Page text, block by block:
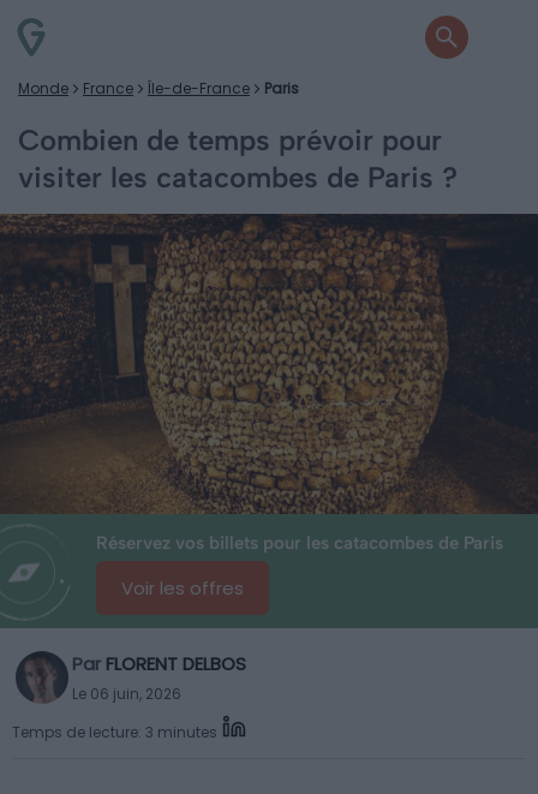
Monde France Île-de-France Paris
Combien de temps prévoir pour
visiter les catacombes de Paris ?
Réservez vos billets pour les catacombes de Paris
Voir les offres
Par FLORENT DELBOS
Le 06 juin, 2026
Temps de lecture: 3 minutes